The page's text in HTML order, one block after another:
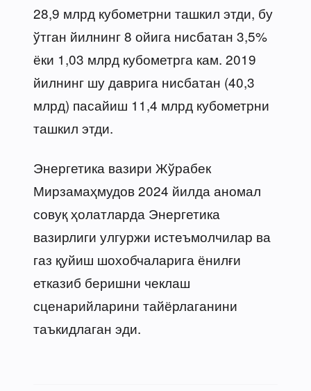
28,9 млрд кубометрни ташкил этди, бу
ўтган йилнинг 8 ойига нисбатан 3,5%
ёки 1,03 млрд кубометрга кам. 2019
йилнинг шу даврига нисбатан (40,3
млрд) пасайиш 11,4 млрд кубометрни
ташкил этди.
Энергетика вазири Жўрабек
Мирзамаҳмудов 2024 йилда аномал
совуқ ҳолатларда Энергетика
вазирлиги улгуржи истеъмолчилар ва
газ қуйиш шохобчаларига ёнилғи
етказиб беришни чеклаш
сценарийларини тайёрлаганини
таъкидлаган эди.